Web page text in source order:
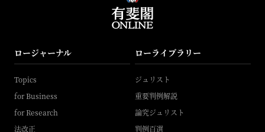
ロージャーナル
Topics
for Business
for Research
法改正
ローライブラリー
ジュリスト
重要判例解説
論究ジュリスト
判例百選